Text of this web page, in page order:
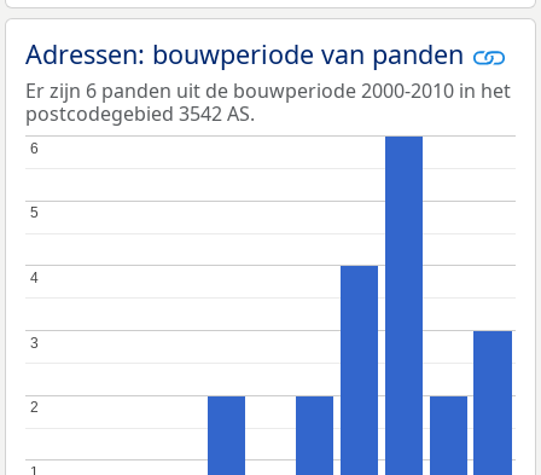
Adressen: bouwperiode van panden
Er zijn 6 panden uit de bouwperiode 2000-2010 in het
postcodegebied 3542 AS.
2
2
3
3
4
4
5
5
6
6